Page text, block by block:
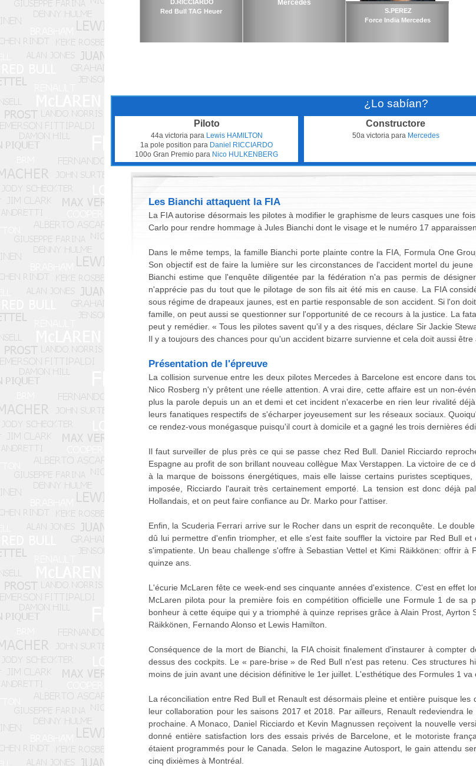
D.RICCIARDO
Red Bull TAG Heuer
Mercedes
S.PEREZ
Force India Mercedes
¿Lo sabían?
Piloto
44a victoria para Lewis HAMILTON
1a pole position para Daniel RICCIARDO
100o Gran Premio para Nico HULKENBERG
Constructore
50a victoria para Mercedes
Les Bianchi attaquent la FIA
La FIA autorise désormais les pilotes à modifier le graphisme de leurs casques une
Carlo pour rendre hommage à Jules Bianchi dont le visage et le numéro 17
Dans le même temps, la famille Bianchi porte plainte contre la FIA, Formula One
Son objectif est de faire la lumière sur les circonstances de l'accident mortel du
Bianchi estime que l'enquête diligentée par la fédération n'a pas permis de
n'apprécie pas du tout que le pilotage de son fils ait été mis en cause. La FIA
sous régime de drapeaux jaunes, est en partie responsable de son accident. Si l'on
famille, on peut aussi se questionner sur l'opportunité de ce recours à la justice. La
peut y remédier. « Tous les pilotes savent qu'il y a des risques, déclare Sir Jackie
Il y a toujours des chances pour qu'un accident bizarre survienne et cela doit aussi être
Présentation de l'épreuve
La collision survenue entre les deux pilotes Mercedes à Barcelone est encore dans
Nico Rosberg n'y prêtent une réelle attention. A vrai dire, cette affaire est un non-
plus la parole depuis un an et demi et cet incident n'exacerbe en rien leur rivalité
leurs fanatiques respectifs de s'écharper joyeusement sur les réseaux sociaux.
ce rendez-vous monégasque puisqu'il court à domicile et a gagné les trois dernières
Il faut surveiller de plus près ce qui se passe chez Red Bull. Daniel Ricciardo
Espagne au profit de son brillant nouveau collègue Max Verstappen. La victoire de ce
à la marque de boissons énergétiques, mais elle laisse certains puristes
imposée, Ricciardo l'aurait très certainement emporté. La tension est donc déjà
Hollandais, et on peut faire confiance au Dr. Marko pour l'attiser.
Enfin, la Scuderia Ferrari arrive sur le Rocher dans un esprit de reconquête. Le
dû lui permettre d'enfin triompher, et elle s'est faite souffler la victoire par Red Bull et
s'impatiente. Un beau challenge s'offre à Sebastian Vettel et Kimi Räikkönen: offrir à
quinze ans.
L'écurie McLaren fête ce week-end ses cinquante années d'existence. C'est en effet
McLaren pilota pour la première fois en compétition officielle une Formule 1 de sa
bonheur à cette équipe qui y a triomphé à quinze reprises grâce à Alain Prost, Ayrton
Räikkönen, Fernando Alonso et Lewis Hamilton.
Conséquence de la mort de Bianchi, la FIA choisit finalement d'instaurer à compter
dessus des cockpits. Le « pare-brise » de Red Bull n'est pas retenu. Ces structures
moins de juin avant une décision définitive le 1er juillet. L'esthétique des Formules 1 va
La réconciliation entre Red Bull et Renault est désormais pleine et entière puisque
leur collaboration pour les saisons 2017 et 2018. Par ailleurs, Renault redeviendra
prochaine. A Monaco, Daniel Ricciardo et Kevin Magnussen reçoivent la nouvelle
donné entière satisfaction lors des essais privés de Barcelone, et le motoriste
étaient programmés pour le Canada. Selon le magazine Autosport, le gain attendu
cinq dixièmes à Montréal.